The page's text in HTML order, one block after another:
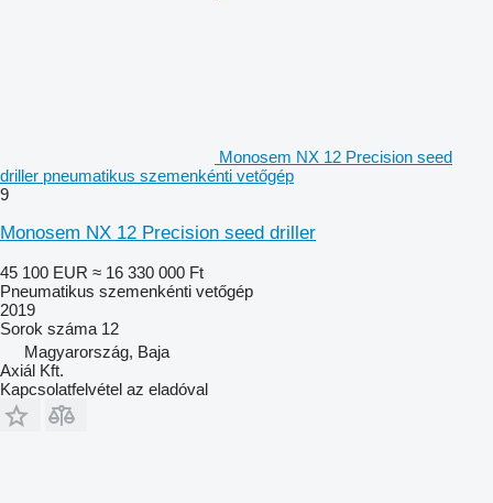
Monosem NX 12 Precision seed
driller pneumatikus szemenkénti vetőgép
9
Monosem NX 12 Precision seed driller
45 100 EUR ≈ 16 330 000 Ft
Pneumatikus szemenkénti vetőgép
2019
Sorok száma 12
Magyarország, Baja
Axiál Kft.
Kapcsolatfelvétel az eladóval